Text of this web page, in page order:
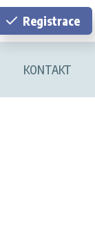
Registrace
KONTAKT